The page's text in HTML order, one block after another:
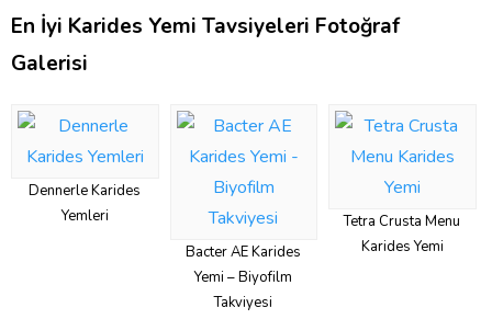
En İyi Karides Yemi Tavsiyeleri Fotoğraf
Galerisi
Dennerle Karides
Yemleri
Bacter AE Karides
Yemi – Biyofilm
Takviyesi
Tetra Crusta Menu
Karides Yemi